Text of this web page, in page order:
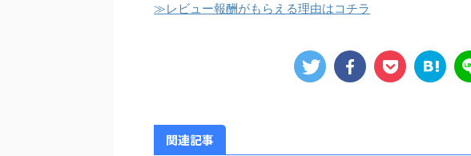
≫レビュー報酬がもらえる理由はコチラ
関連記事